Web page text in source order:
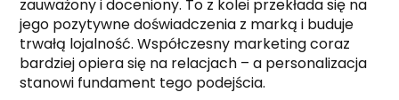
zauważony i doceniony. To z kolei przekłada się na
jego pozytywne doświadczenia z marką i buduje
trwałą lojalność. Współczesny marketing coraz
bardziej opiera się na relacjach – a personalizacja
stanowi fundament tego podejścia.